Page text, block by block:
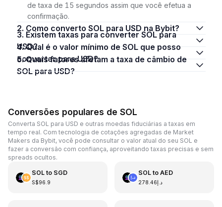
de taxa de 15 segundos assim que você efetua a
confirmação.
2. Como converto SOL para USD na Bybit?
3. Existem taxas para converter SOL para
USD?
4. Qual é o valor mínimo de SOL que posso
converter para USD?
5. Quais fatores afetam a taxa de câmbio de
SOL para USD?
Conversões populares de SOL
Converta SOL para USD e outras moedas fiduciárias a taxas em
tempo real. Com tecnologia de cotações agregadas de Market
Makers da Bybit, você pode consultar o valor atual do seu SOL e
fazer a conversão com confiança, aproveitando taxas precisas e sem
spreads ocultos.
SOLto SGD
S$96.9
SOLto AED
د.إ278.46